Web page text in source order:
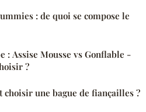
: de quoi se compose le
: Assise Mousse vs Gonflable -
?
choisir une bague de fiançailles ?